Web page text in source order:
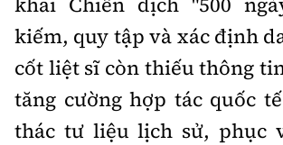
Tổng biên tập:Nguyễn Thị Hồng Nga
Phó Tổng biên tập: Nguyễn Sơn Tùng,
Nguyễn Đức Thắng, La Đức Hùng
Hotline:
0901 514 799
Quảng cáo và Phát hành:
0915 057 282
kiếm, quy tập và xác định
cốt liệt sĩ còn thiếu thông
tăng cường hợp tác quốc
thác tư liệu lịch sử, phục